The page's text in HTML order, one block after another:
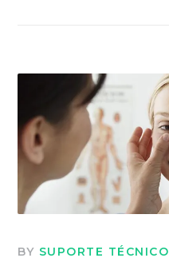
BY SUPORTE TÉCNICO